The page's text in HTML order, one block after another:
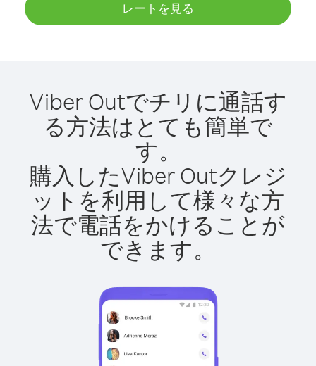
レートを見る
Viber Outでチリに通話す
る方法はとても簡単で
す。
購入したViber Outクレジ
ットを利用して様々な方
法で電話をかけることが
できます。